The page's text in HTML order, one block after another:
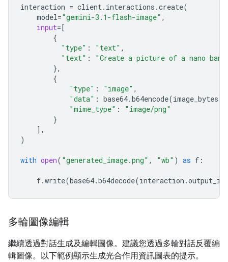
interaction = client. interactions .create(
model="gemini-3.1-flash-image" ,
input=[
{
"type" : "text" ,
"text" :
"Create a picture of a nano
},
{
"type" : "image" ,
"data" : base64.b64encode(image_bytes
"mime_type" :
"image/png"
}
],
)
with open( "generated_image.png" , "wb" ) as f :
f.write(base64.b64decode(interaction .
多輪圖像編輯
繼續透過對話生成及編輯圖像。建議您透過多輪對話反覆編
輯圖像。以下範例顯示生成光合作用資訊圖表的提示。